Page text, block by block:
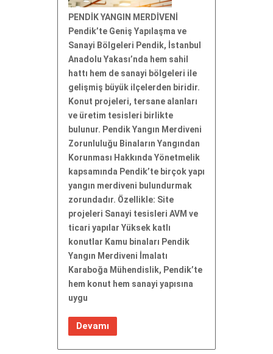
PENDİK YANGIN MERDİVENİ
Pendik’te Geniş Yapılaşma ve
Sanayi Bölgeleri Pendik, İstanbul
Anadolu Yakası’nda hem sahil
hattı hem de sanayi bölgeleri ile
gelişmiş büyük ilçelerden biridir.
Konut projeleri, tersane alanları
ve üretim tesisleri birlikte
bulunur. Pendik Yangın Merdiveni
Zorunluluğu Binaların Yangından
Korunması Hakkında Yönetmelik
kapsamında Pendik’te birçok yapı
yangın merdiveni bulundurmak
zorundadır. Özellikle: Site
projeleri Sanayi tesisleri AVM ve
ticari yapılar Yüksek katlı
konutlar Kamu binaları Pendik
Yangın Merdiveni İmalatı
Karaboğa Mühendislik, Pendik’te
hem konut hem sanayi yapısına
uygu
Devamı